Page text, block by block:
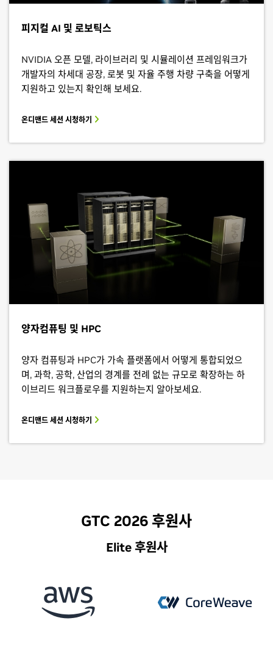
피지컬 AI 및 로보틱스
NVIDIA 오픈 모델, 라이브러리 및 시뮬레이션 프레임워크가
개발자의 차세대 공장, 로봇 및 자율 주행 차량 구축을 어떻게
지원하고 있는지 확인해 보세요.
온디맨드 세션 시청하기
양자컴퓨팅 및 HPC
양자 컴퓨팅과 HPC가 가속 플랫폼에서 어떻게 통합되었으
며, 과학, 공학, 산업의 경계를 전례 없는 규모로 확장하는 하
이브리드 워크플로우를 지원하는지 알아보세요.
온디맨드 세션 시청하기
GTC 2026 후원사
Elite 후원사